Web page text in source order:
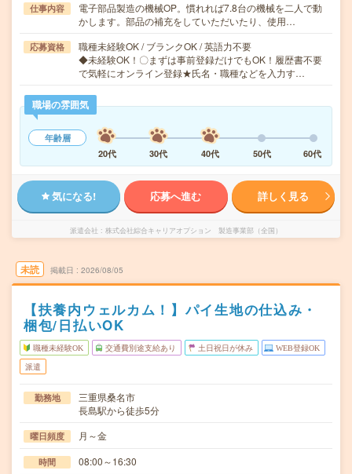
仕事内容
電子部品製造の機械OP。慣れれば7.8台の機械を二人で動
かします。部品の補充をしていただいたり、使用…
応募資格
職種未経験OK / ブランクOK / 英語力不要
◆未経験OK！〇まずは事前登録だけでもOK！履歴書不要
で気軽にオンライン登録★氏名・職種などを入力す…
職場の雰囲気
年齢層
20代
30代 40代 50代 60代
気になる! 応募へ進む 詳しく見る
派遣会社 株式会社綜合キャリアオプション 製造事業部（全国）
未読 掲載日 2026/08/05
【扶養内ウェルカム！】パイ生地の仕込み・
梱包/日払いOK
職種未経験OK 交通費別途支給あり 土日祝日が休み WEB登録OK
派遣
勤務地
三重県桑名市
長島駅から徒歩5分
曜日頻度 月～金
時間 08:00～16:30